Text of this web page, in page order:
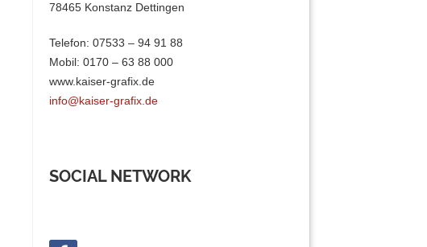
78465 Konstanz Dettingen
Telefon: 07533 – 94 91 88
Mobil: 0170 – 63 88 000
www.kaiser-grafix.de
info@kaiser-grafix.de
SOCIAL NETWORK